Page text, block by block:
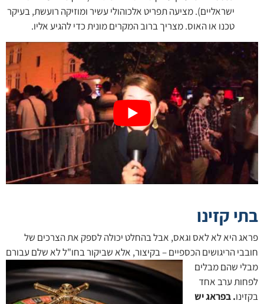
ישראליים). מציעה תפריט אלכוהולי עשיר ומוזיקה רועשת, בעיקר
טכנו או האוס. מצריך ברוב המקרים מונית כדי להגיע אליו.
בתי קזינו
פראג היא לא לאס וגאס, אבל בהחלט יכולה לספק את הצרכים של
חובבי הריגושים הכספיים – בקיצור, אלא שביקור בחו"ל לאשלם עבורם
מבלי שהם מבלים
לפחות ערב אחד
בקזינו. בפראג יש